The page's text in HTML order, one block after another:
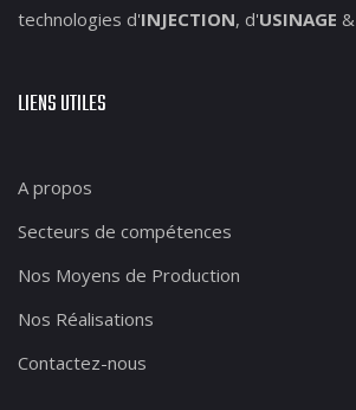
technologies d'INJECTION, d'USINAGE
LIENS UTILES
A propos
Secteurs de compétences
Nos Moyens de Production
Nos Réalisations
Contactez-nous